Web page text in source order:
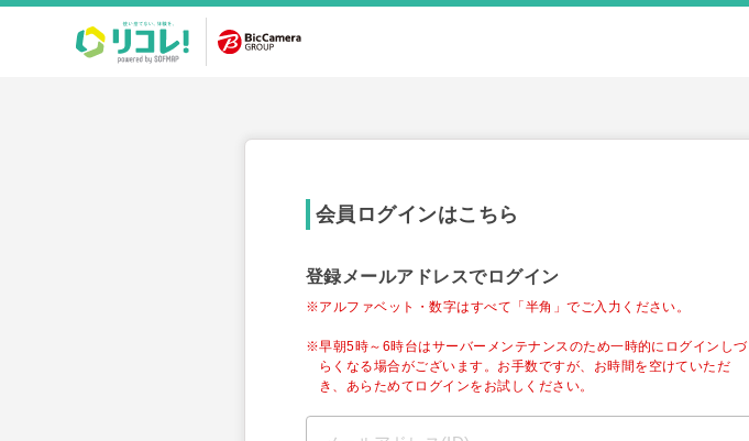
会員ログインはこちら
登録メールアドレスでログイン
※アルファベット・数字はすべて「半角」でご入力ください。
※早朝5時～6時台はサーバーメンテナンスのため一時的にログインしづ
らくなる場合がございます。お手数ですが、お時間を空けていただ
き、あらためてログインをお試しください。